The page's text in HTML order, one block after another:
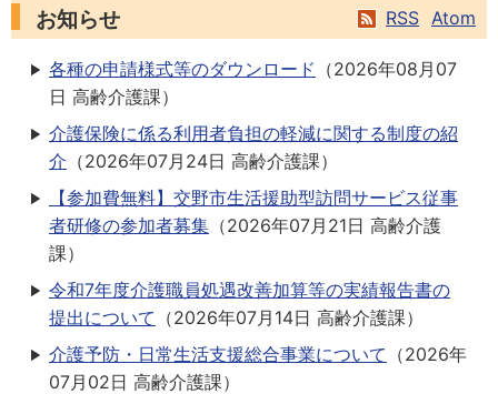
お知らせ RSS Atom
各種の申請様式等のダウンロード （2026年08月07
日 高齢介護課）
介護保険に係る利用者負担の軽減に関する制度の紹
介 （2026年07月24日 高齢介護課）
【参加費無料】交野市生活援助型訪問サービス従事
者研修の参加者募集 （2026年07月21日 高齢介護
課）
令和7年度介護職員処遇改善加算等の実績報告書の
提出について （2026年07月14日 高齢介護課）
介護予防・日常生活支援総合事業について （2026年
07月02日 高齢介護課）